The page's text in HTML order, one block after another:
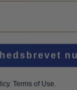
nu
. Terms of Use.